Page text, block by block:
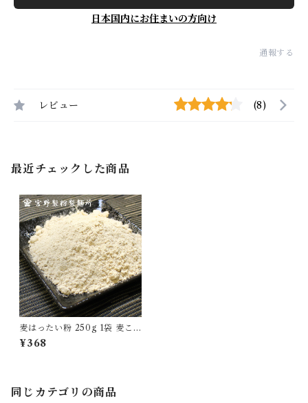
日本国内にお住まいの方向け
通報する
レビュー (8)
最近チェックした商品
麦はったい粉 250g 1袋 麦こ
がし 粉末 国産 裸麦100％ 自
家製粉 無添加 昔ながら 食品
¥368
同じカテゴリの商品